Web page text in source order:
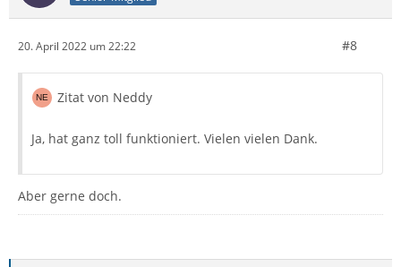
20. April 2022 um 22:22 #8
Zitat von Neddy
Ja, hat ganz toll funktioniert. Vielen vielen Dank.
Aber gerne doch.